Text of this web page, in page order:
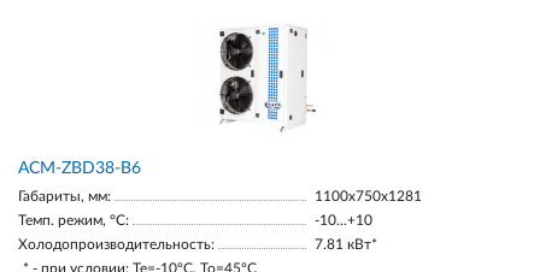
ACM-ZBD38-В6
Габариты, мм:
1100х750х1281
Темп. режим, °С:
-10...+10
Холодопроизводительность:
7.81 кВт*
* - при условии: Te=-10ºC, To=45ºC